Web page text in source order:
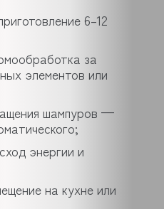
6–12
за
элементов или
шампуров —
энергии и
на кухне или